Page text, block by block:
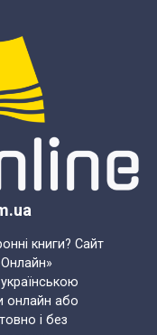
книги? Сайт
онлайн або
і без